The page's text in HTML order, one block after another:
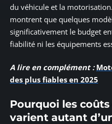
du véhicule et la
montrent que quelques
significativement le budget
fiabilité ni les équipements
A lire en complément :
des plus fiables en 2025
Pourquoi les
varient autant